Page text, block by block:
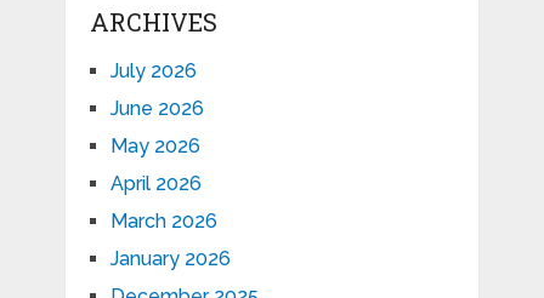
ARCHIVES
July 2026
June 2026
May 2026
April 2026
March 2026
January 2026